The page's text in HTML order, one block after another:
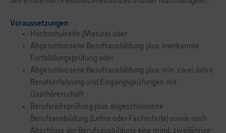
Voraussetzungen
Hochschulreife (Matura) oder
Abgeschlossene Berufsausbildung plus anerkannte
Fortbildungsprüfung oder
Abgeschlossene Berufsausbildung plus min. zwei Jahre
Berufserfahrung und Eingangsprüfungen mit
Gasthörerschaft
Berufsreifeprüfung plus abgeschlossene
Berufsausbildung (Lehre oder Fachschule) sowie nach
Abschluss der Berufsausbildung eine mind. zweijährige